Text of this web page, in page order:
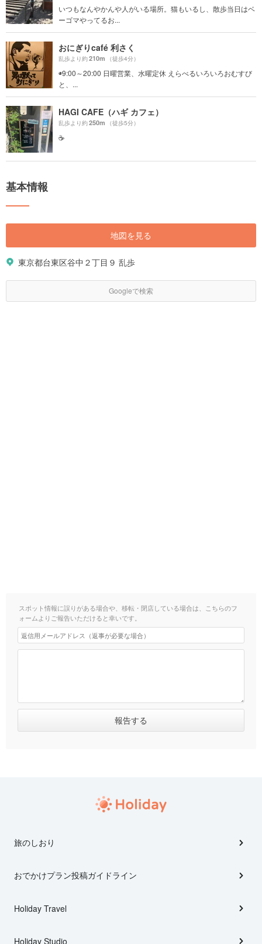
いつもなんやかんや人がいる場所。猫もいるし、散歩当日はベ
ーゴマやってるお...
おにぎりcafé 利さく
乱歩より約210m （徒歩4分）
◉9:00～20:00 日曜営業、水曜定休 えらべるいろいろおむすび
と、...
HAGI CAFE（ハギ カフェ）
乱歩より約250m （徒歩5分）
☕️
基本情報
地図を見る
東京都台東区谷中２丁目９ 乱歩
Googleで検索
スポット情報に誤りがある場合や、移転・閉店している場合は、こちらのフ
ォームよりご報告いただけると幸いです。
旅のしおり
おでかけプラン投稿ガイドライン
Holiday Travel
Holiday Studio